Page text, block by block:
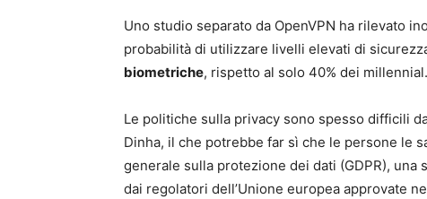
Uno studio separato da OpenVPN ha rilevato
probabilità di utilizzare livelli elevati di
biometriche, rispetto al solo 40% dei millennial.
Le politiche sulla privacy sono spesso difficili
Dinha, il che potrebbe far sì che le persone le
generale sulla protezione dei dati (GDPR),
dai regolatori dell’Unione europea approvate